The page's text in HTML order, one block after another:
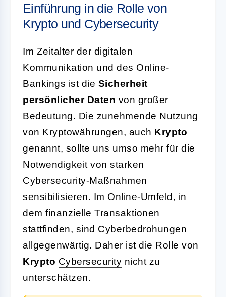
Einführung in die Rolle von
Krypto und Cybersecurity
Im Zeitalter der digitalen
Kommunikation und des Online-
Bankings ist die Sicherheit
persönlicher Daten von großer
Bedeutung. Die zunehmende Nutzung
von Kryptowährungen, auch Krypto
genannt, sollte uns umso mehr für die
Notwendigkeit von starken
Cybersecurity-Maßnahmen
sensibilisieren. Im Online-Umfeld, in
dem finanzielle Transaktionen
stattfinden, sind Cyberbedrohungen
allgegenwärtig. Daher ist die Rolle von
Krypto Cybersecurity nicht zu
unterschätzen.